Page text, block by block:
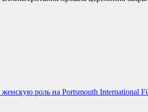
роль на Рortsmouth International